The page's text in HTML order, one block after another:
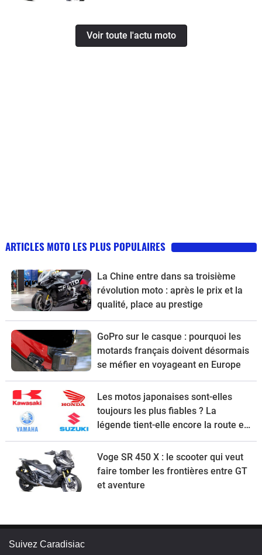
Voir toute l'actu moto
ARTICLES MOTO LES PLUS POPULAIRES
La Chine entre dans sa troisième
révolution moto : après le prix et la
qualité, place au prestige
GoPro sur le casque : pourquoi les
motards français doivent désormais
se méfier en voyageant en Europe
Les motos japonaises sont-elles
toujours les plus fiables ? La
légende tient-elle encore la route en
2026 ?
Voge SR 450 X : le scooter qui veut
faire tomber les frontières entre GT
et aventure
Suivez Caradisiac